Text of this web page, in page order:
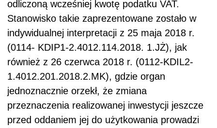
odliczoną wcześniej kwotę podatku VAT.
Stanowisko takie zaprezentowane zostało w
indywidualnej interpretacji z 25 maja 2018 r.
(0114- KDIP1-2.4012.114.2018. 1.JŻ), jak
również z 26 czerwca 2018 r. (0112-KDIL2-
1.4012.201.2018.2.MK), gdzie organ
jednoznacznie orzekł, że zmiana
przeznaczenia realizowanej inwestycji jeszcze
przed oddaniem jej do użytkowania prowadzi